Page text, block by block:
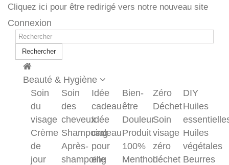
Cliquez ici pour être redirigé vers notre nouveau site
Connexion
Rechercher
Beauté & Hygiène
Soin
du
visage
Crème
de
jour
Soin
des
cheveux
Shampoing
Après-
shampoing
Idée
cadeau
Idée
cadeau
pour
elle
Bien-
être
Douleur
Produit
100%
Menthol
Zéro
Déchet
Soin
visage
zéro
déchet
DIY
Huiles
Huiles
végétales
Beurres